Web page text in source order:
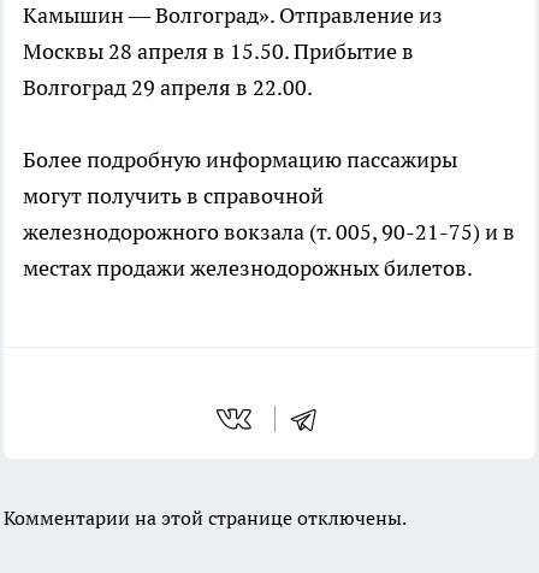
Камышин — Волгоград». Отправление из
Москвы 28 апреля в 15.50. Прибытие в
Волгоград 29 апреля в 22.00.
Более подробную информацию пассажиры
могут получить в справочной
железнодорожного вокзала (т. 005, 90-21-75) и в
местах продажи железнодорожных билетов.
Комментарии на этой странице отключены.